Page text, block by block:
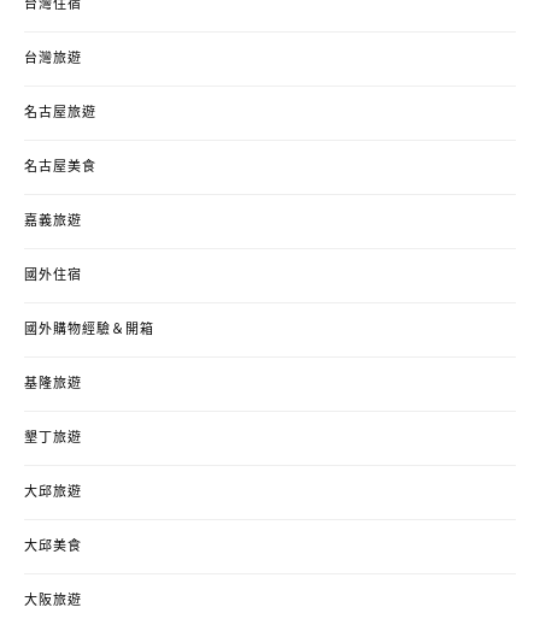
台灣住宿
台灣旅遊
名古屋旅遊
名古屋美食
嘉義旅遊
國外住宿
國外購物經驗＆開箱
基隆旅遊
墾丁旅遊
大邱旅遊
大邱美食
大阪旅遊